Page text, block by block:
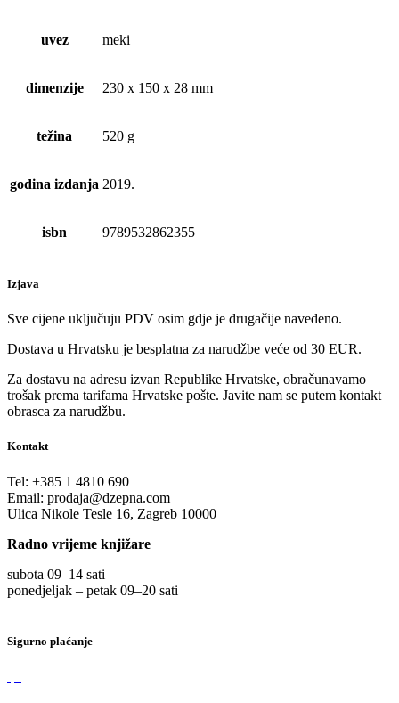
uvez meki
dimenzije 230 x 150 x 28 mm
težina 520 g
godina izdanja 2019.
isbn 9789532862355
Izjava
Sve cijene uključuju PDV osim gdje je drugačije navedeno.
Dostava u Hrvatsku je besplatna za narudžbe veće od 30 EUR.
Za dostavu na adresu izvan Republike Hrvatske, obračunavamo
trošak prema tarifama Hrvatske pošte. Javite nam se putem kontakt
obrasca za narudžbu.
Kontakt
Tel: +385 1 4810 690
Email: prodaja@dzepna.com
Ulica Nikole Tesle 16, Zagreb 10000
Radno vrijeme knjižare
subota 09–14 sati
ponedjeljak – petak 09–20 sati
Sigurno plaćanje